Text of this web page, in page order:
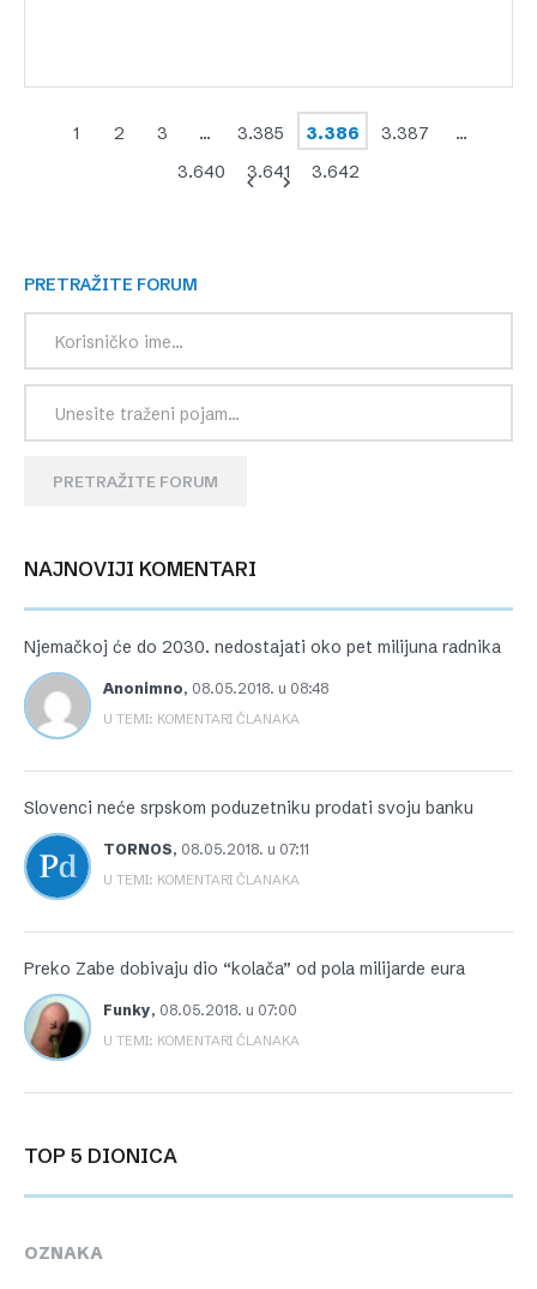
1 2 3 … 3.385 3.386 3.387
…
3.640
3.641 3.642
PRETRAŽITE FORUM
PRETRAŽITE FORUM
NAJNOVIJI KOMENTARI
Njemačkoj će do 2030. nedostajati oko pet milijuna radnika
Anonimno, 08.05.2018. u 08:48
U TEMI: KOMENTARI ČLANAKA
Slovenci neće srpskom poduzetniku prodati svoju banku
TORNOS, 08.05.2018. u 07:11
U TEMI: KOMENTARI ČLANAKA
Preko Zabe dobivaju dio “kolača” od pola milijarde eura
Funky, 08.05.2018. u 07:00
U TEMI: KOMENTARI ČLANAKA
TOP 5 DIONICA
OZNAKA